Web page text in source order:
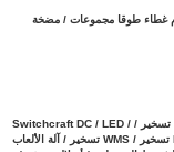
غطاء طوقا مجموعات / مضخة
آلة القمار تسخير / جاما تسخير الرئيسي / مشروع قانون المدققون تسخير / Switchcraft DC / LED /
LCD headlamp الأسلاك تسخير / مفتاح تحذير / أزرار تسخير / POG تسخير / WMS تسخير / آلة الألعاب